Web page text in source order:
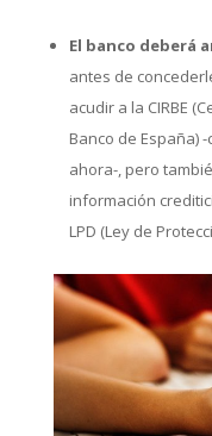
El banco deberá
antes de
acudir a la CIRBE
Banco de España)
ahora-, pero
información
LPD (Ley de